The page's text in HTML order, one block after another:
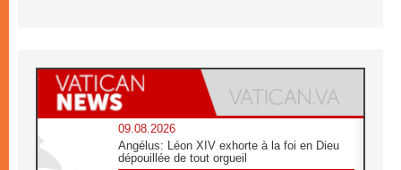
09.08.2026
Angélus: Léon XIV exhorte à la foi en Dieu
dépouillée de tout orgueil